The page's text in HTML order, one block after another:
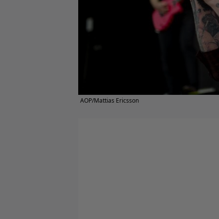
AOP/Mattias Ericsson